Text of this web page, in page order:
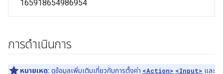
165918654986954
การดำเนินการ
หมายเหตุ: ดูข้อมูลเพิ่มเติมเกี่ยวกับการตั้งค่า <Action> <Input> และ